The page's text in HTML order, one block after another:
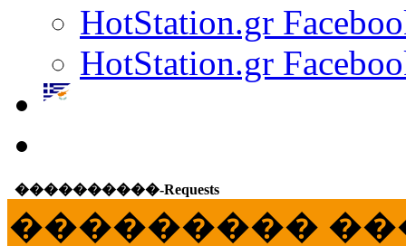
HotStation.gr
HotStation.gr
����������-Requests
���������